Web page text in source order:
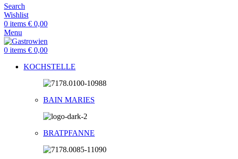
Search
Wishlist
0 items € 0,00
Menu
0 items € 0,00
KOCHSTELLE
BAIN MARIES
BRATPFANNE